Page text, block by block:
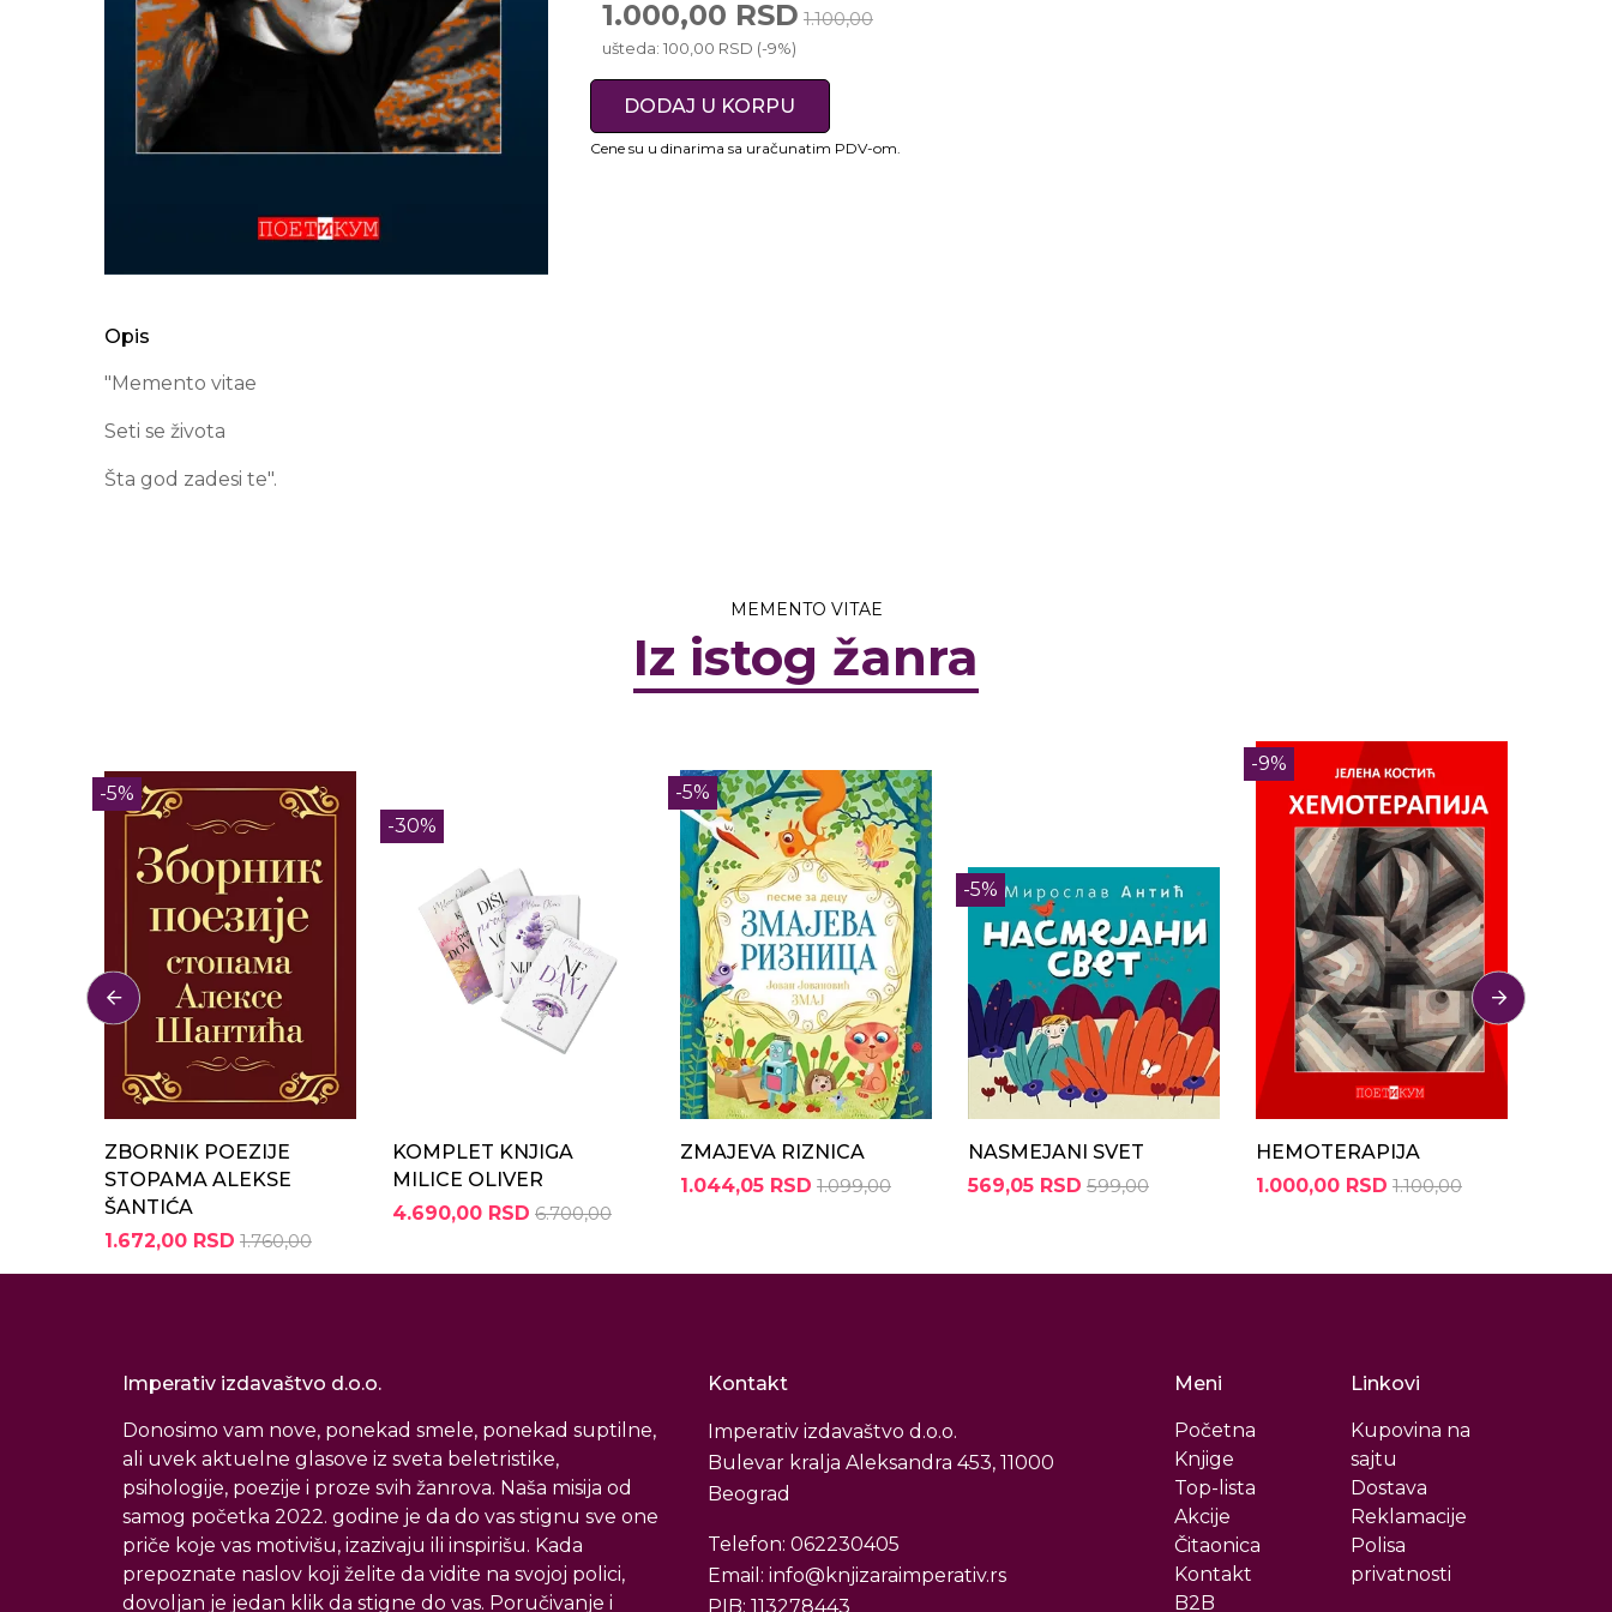
1.000,00 RSD 1.100,00
ušteda: 100,00 RSD (-9%)
DODAJ U KORPU
Cene su u dinarima sa uračunatim PDV-om.
Opis
"Memento vitae
Seti se života
Šta god zadesi te".
MEMENTO VITAE
Iz istog žanra
-5%
ZBORNIK POEZIJE
STOPAMA ALEKSE
ŠANTIĆA
1.672,00 RSD 1.760,00
-30%
KOMPLET KNJIGA
MILICE OLIVER
4.690,00 RSD 6.700,00
-5%
ZMAJEVA RIZNICA
1.044,05 RSD 1.099,00
-5%
NASMEJANI SVET
569,05 RSD 599,00
-9%
HEMOTERAPIJA
1.000,00 RSD 1.100,00
Imperativ izdavaštvo d.o.o.
Donosimo vam nove, ponekad smele, ponekad suptilne,
ali uvek aktuelne glasove iz sveta beletristike,
psihologije, poezije i proze svih žanrova. Naša misija od
samog početka 2022. godine je da do vas stignu sve one
priče koje vas motivišu, izazivaju ili inspirišu. Kada
prepoznate naslov koji želite da vidite na svojoj polici,
dovoljan je jedan klik da stigne do vas. Poručivanje i
Kontakt
Imperativ izdavaštvo d.o.o.
Bulevar kralja Aleksandra 453, 11000
Beograd
Telefon: 062230405
Email: info@knjizaraimperativ.rs
PIB: 113278443
Meni
Početna
Knjige
Top-lista
Akcije
Čitaonica
Kontakt
B2B
Linkovi
Kupovina na
sajtu
Dostava
Reklamacije
Polisa
privatnosti